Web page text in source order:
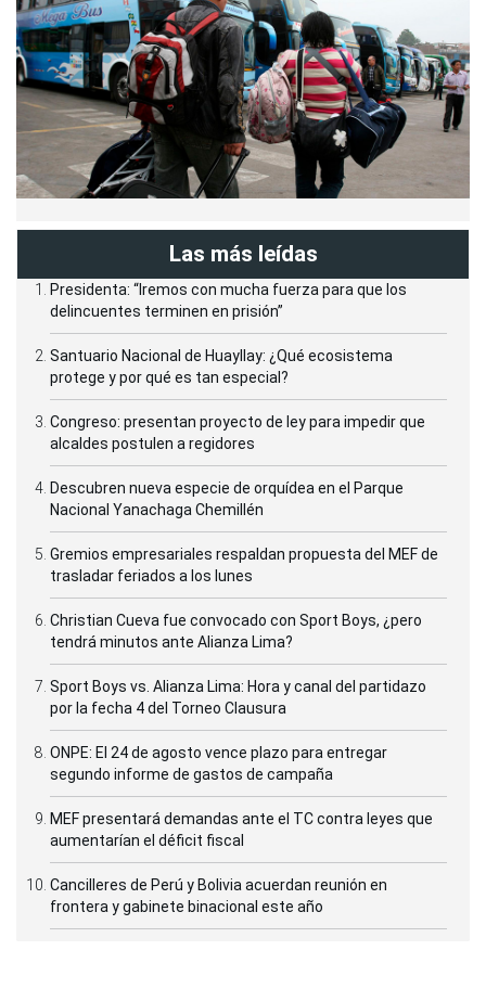
Las más leídas
Presidenta: “Iremos con mucha fuerza para que los
delincuentes terminen en prisión”
Santuario Nacional de Huayllay: ¿Qué ecosistema
protege y por qué es tan especial?
Congreso: presentan proyecto de ley para impedir que
alcaldes postulen a regidores
Descubren nueva especie de orquídea en el Parque
Nacional Yanachaga Chemillén
Gremios empresariales respaldan propuesta del MEF de
trasladar feriados a los lunes
Christian Cueva fue convocado con Sport Boys, ¿pero
tendrá minutos ante Alianza Lima?
Sport Boys vs. Alianza Lima: Hora y canal del partidazo
por la fecha 4 del Torneo Clausura
ONPE: El 24 de agosto vence plazo para entregar
segundo informe de gastos de campaña
MEF presentará demandas ante el TC contra leyes que
aumentarían el déficit fiscal
Cancilleres de Perú y Bolivia acuerdan reunión en
frontera y gabinete binacional este año